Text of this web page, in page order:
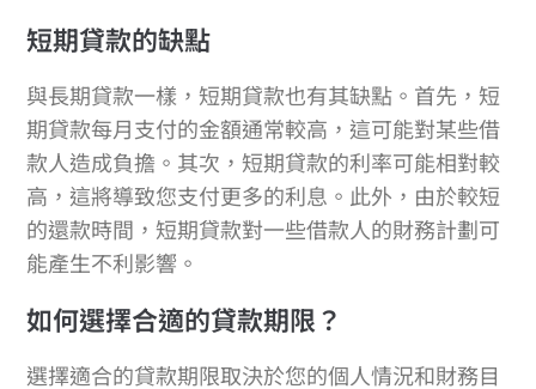
短期貸款的缺點
與長期貸款一樣，短期貸款也有其缺點。首先，短
期貸款每月支付的金額通常較高，這可能對某些借
款人造成負擔。其次，短期貸款的利率可能相對較
高，這將導致您支付更多的利息。此外，由於較短
的還款時間，短期貸款對一些借款人的財務計劃可
能產生不利影響。
如何選擇合適的貸款期限？
選擇適合的貸款期限取決於您的個人情況和財務目